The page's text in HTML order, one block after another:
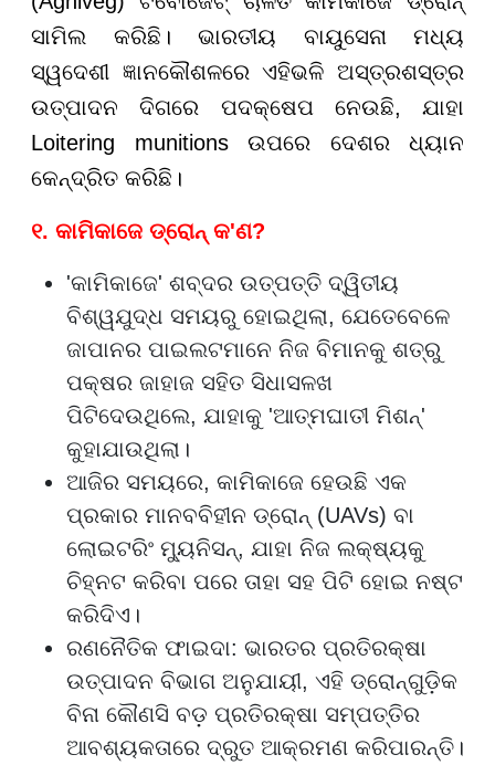
ସାମିଲ କରିଛି। ଭାରତୀୟ ବାୟୁସେନା ମଧ୍ୟ
ସ୍ୱଦେଶୀ ଜ୍ଞାନକୌଶଳରେ ଏହିଭଳି ଅସ୍ତ୍ରଶସ୍ତ୍ର
ଉତ୍ପାଦନ ଦିଗରେ ପଦକ୍ଷେପ ନେଉଛି, ଯାହା
Loitering munitions ଉପରେ ଦେଶର ଧ୍ୟାନ
କେନ୍ଦ୍ରିତ କରିଛି।
୧. କାମିକାଜେ ଡ୍ରୋନ୍ କ'ଣ?
'କାମିକାଜେ' ଶବ୍ଦର ଉତ୍ପତ୍ତି ଦ୍ୱିତୀୟ
ବିଶ୍ୱଯୁଦ୍ଧ ସମୟରୁ ହୋଇଥିଲା, ଯେତେବେଳେ
ଜାପାନର ପାଇଲଟମାନେ ନିଜ ବିମାନକୁ ଶତ୍ରୁ
ପକ୍ଷର ଜାହାଜ ସହିତ ସିଧାସଳଖ
ପିଟିଦେଉଥିଲେ, ଯାହାକୁ 'ଆତ୍ମଘାତୀ ମିଶନ୍'
କୁହାଯାଉଥିଲା।
ଆଜିର ସମୟରେ, କାମିକାଜେ ହେଉଛି ଏକ
ପ୍ରକାର ମାନବବିହୀନ ଡ୍ରୋନ୍ (UAVs) ବା
ଲୋଇଟରିଂ ମ୍ୟୁନିସନ୍, ଯାହା ନିଜ ଲକ୍ଷ୍ୟକୁ
ଚିହ୍ନଟ କରିବା ପରେ ତାହା ସହ ପିଟି ହୋଇ ନଷ୍ଟ
କରିଦିଏ।
ରଣନୈତିକ ଫାଇଦା: ଭାରତର ପ୍ରତିରକ୍ଷା
ଉତ୍ପାଦନ ବିଭାଗ ଅନୁଯାୟୀ, ଏହି ଡ୍ରୋନ୍ଗୁଡ଼ିକ
ବିନା କୌଣସି ବଡ଼ ପ୍ରତିରକ୍ଷା ସମ୍ପତ୍ତିର
ଆବଶ୍ୟକତାରେ ଦ୍ରୁତ ଆକ୍ରମଣ କରିପାରନ୍ତି।